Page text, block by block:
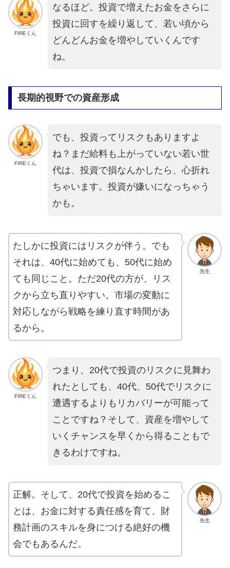
FIREくん
なるほど。投資で増えたお金をさらに
投資に回すを繰り返して、若い頃から
どんどんお金を増やしていくんです
ね。
長期的視野での資産形成
FIREくん
でも、投資ってリスクもありますよ
ね？まだ給料も上がっていない若い世
代は、投資で損なんかしたら、心折れ
ちゃいます。投資が嫌いになっちゃう
かも。
先生
たしかに投資にはリスクが伴う。でも
それは、40代に始めても、50代に始め
ても同じこと。ただ20代の方が、リス
クから立ち直りやすい。市場の変動に
対応しながら戦略を練り直す時間があ
るから。
FIREくん
つまり、20代で投資のリスクに見舞わ
れたとしても、40代、50代でリスクに
遭遇するよりもリカバリーが可能って
ことですね？そして、資産を増やして
いくチャンスを早くから得ることもで
きるわけですね。
先生
正解。そして、20代で投資を始めるこ
とは、お金に対する責任感を育て、財
務計画のスキルを身につける絶好の機
会でもあるんだ。